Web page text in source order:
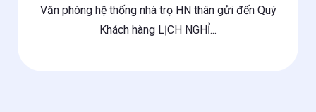
Văn phòng hệ thống nhà trọ HN thân gửi đến Quý
Khách hàng LỊCH NGHỈ...